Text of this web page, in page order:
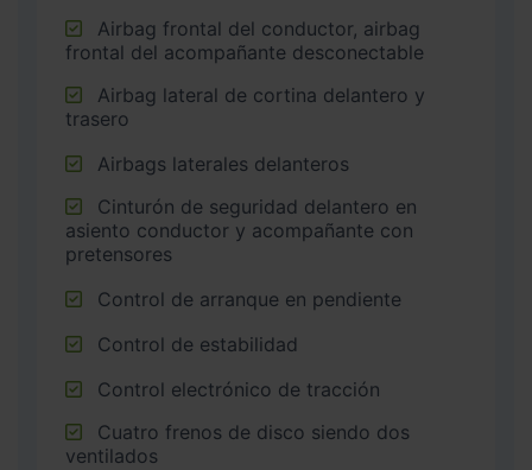
frontal del acompañante desconectable
trasero
Airbags laterales delanteros
asiento conductor y acompañante con
pretensores
Control de arranque en pendiente
Control de estabilidad
Control electrónico de tracción
ventilados